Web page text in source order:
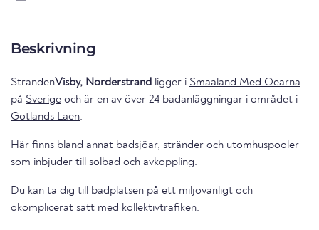
Beskrivning
StrandenVisby, Norderstrand ligger i Smaaland Med Oearna
på Sverige och är en av över 24 badanläggningar i området i
Gotlands Laen.
Här finns bland annat badsjöar, stränder och utomhuspooler
som inbjuder till solbad och avkoppling.
Du kan ta dig till badplatsen på ett miljövänligt och
okomplicerat sätt med kollektivtrafiken.